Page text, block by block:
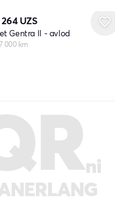
264 UZS
Gentra II - avlod
000 km
ni